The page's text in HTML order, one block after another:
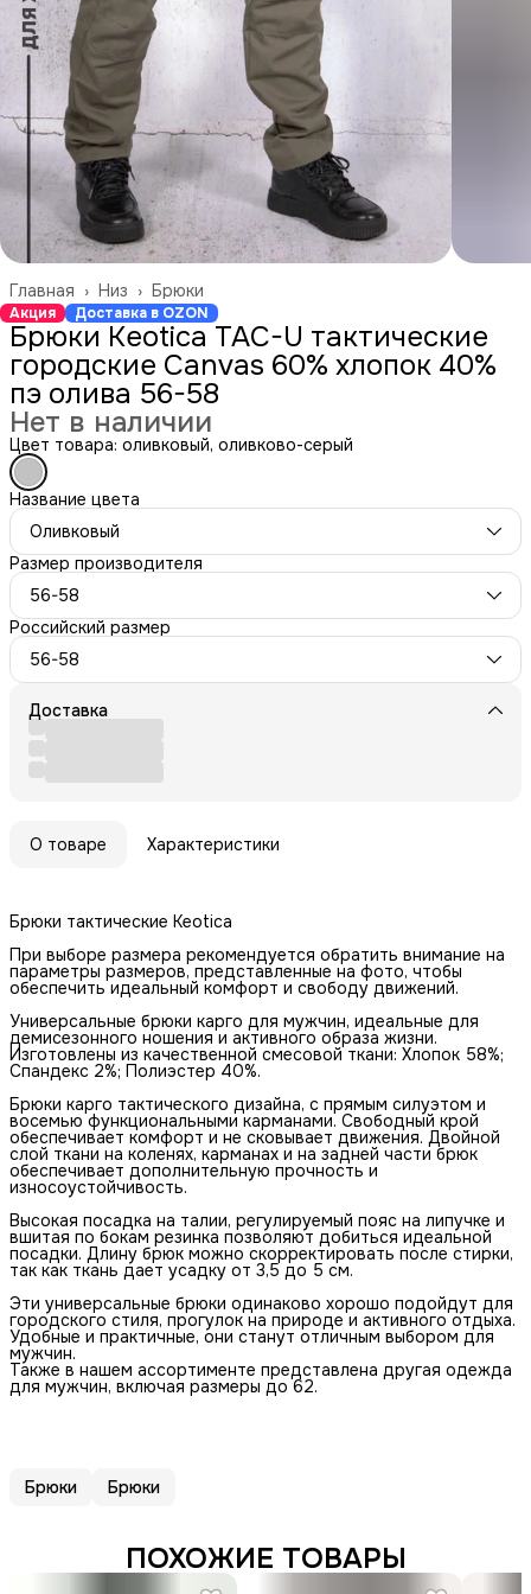
Брюки
Низ ›
Главная ›
Акция Доставка в OZON
Брюки Keotica TAC-U тактические
городские Canvas 60% хлопок 40%
пэ олива 56-58
Нет в наличии
Цвет товара: оливковый, оливково-серый
Название цвета
Оливковый
Размер производителя
56-58
Российский размер
56-58
Доставка
О товаре Характеристики
Брюки тактические Keotica
При выборе размера рекомендуется обратить внимание на
параметры размеров, представленные на фото, чтобы
обеспечить идеальный комфорт и свободу движений.
Универсальные брюки карго для мужчин, идеальные для
демисезонного ношения и активного образа жизни.
Изготовлены из качественной смесовой ткани: Хлопок 58%;
Спандекс 2%; Полиэстер 40%.
Брюки карго тактического дизайна, с прямым силуэтом и
восемью функциональными карманами. Свободный крой
обеспечивает комфорт и не сковывает движения. Двойной
слой ткани на коленях, карманах и на задней части брюк
обеспечивает дополнительную прочность и
износоустойчивость.
Высокая посадка на талии, регулируемый пояс на липучке и
вшитая по бокам резинка позволяют добиться идеальной
посадки. Длину брюк можно скорректировать после стирки,
так как ткань дает усадку от 3,5 до 5 см.
Эти универсальные брюки одинаково хорошо подойдут для
городского стиля, прогулок на природе и активного отдыха.
Удобные и практичные, они станут отличным выбором для
мужчин.
Также в нашем ассортименте представлена другая одежда
для мужчин, включая размеры до 62.
Брюки Брюки
ПОХОЖИЕ ТОВАРЫ